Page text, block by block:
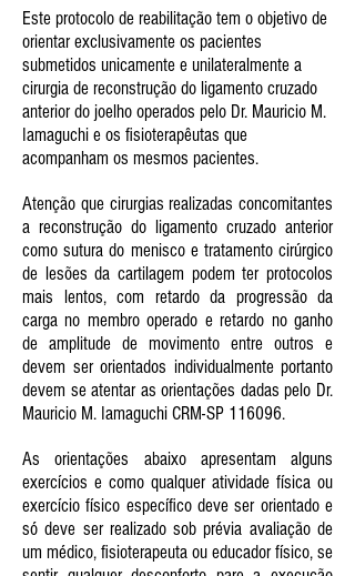
Este protocolo de reabilitação tem o objetivo de
orientar exclusivamente os pacientes
submetidos unicamente e unilateralmente a
cirurgia de reconstrução do ligamento cruzado
anterior do joelho operados pelo Dr. Mauricio M.
Iamaguchi e os fisioterapêutas que
acompanham os mesmos pacientes.
Atenção que cirurgias realizadas concomitantes
a reconstrução do ligamento cruzado anterior
como sutura do menisco e tratamento cirúrgico
de lesões da cartilagem podem ter protocolos
mais lentos, com retardo da progressão da
carga no membro operado e retardo no ganho
de amplitude de movimento entre outros e
devem ser orientados individualmente portanto
devem se atentar as orientações dadas pelo Dr.
Mauricio M. Iamaguchi CRM-SP 116096.
As orientações abaixo apresentam alguns
exercícios e como qualquer atividade física ou
exercício físico específico deve ser orientado e
só deve ser realizado sob prévia avaliação de
um médico, fisioterapeuta ou educador físico, se